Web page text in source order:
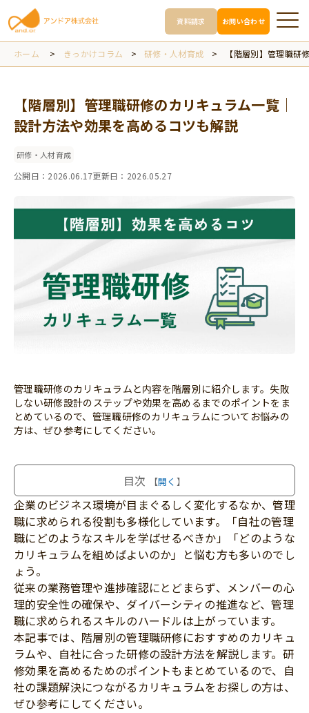
資料請求 お問い合わせ
ホーム > きっかけコラム > 研修・人材育成 > 【階層別】管理職
【階層別】管理職研修のカリキュラム一覧｜
設計方法や効果を高めるコツも解説
研修・人材育成
公開日： 2026.06.17更新日： 2026.05.27
管理職研修のカリキュラムと内容を階層別に紹介します。失敗
しない研修設計のステップや効果を高めるまでのポイントをま
とめているので、管理職研修のカリキュラムについてお悩みの
方は、ぜひ参考にしてください。
目次 開く
企業のビジネス環境が目まぐるしく変化するなか、管理
職に求められる役割も多様化しています。「自社の管理
職にどのようなスキルを学ばせるべきか」「どのような
カリキュラムを組めばよいのか」と悩む方も多いのでし
ょう。
従来の業務管理や進捗確認にとどまらず、メンバーの心
理的安全性の確保や、ダイバーシティの推進など、管理
職に求められるスキルのハードルは上がっています。
本記事では、階層別の管理職研修におすすめのカリキュ
ラムや、自社に合った研修の設計方法を解説します。研
修効果を高めるためのポイントもまとめているので、自
社の課題解決につながるカリキュラムをお探しの方は、
ぜひ参考にしてください。